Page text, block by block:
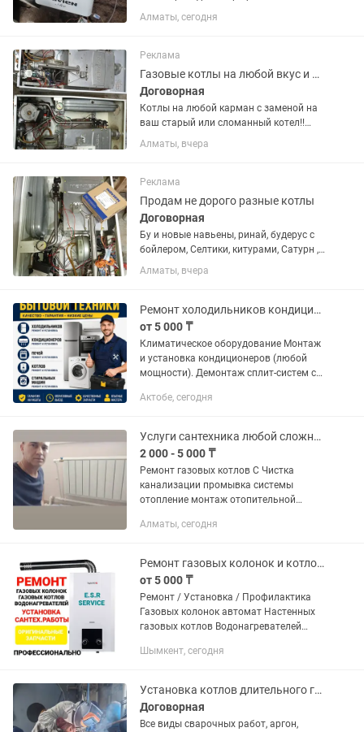
полной чистки. Имеются запчасти на
котлы, возможна установка (
для диагностики так и для...
Алматы, сегодня
Реклама
Газовые котлы на любой вкус и цену
Договорная
Котлы на любой карман с заменой на
ваш старый или сломанный котел!!
Возможен выезд , ремонт , установка ,
запчасти ..... В любой конец города и по
через индрайвер!!...
Алматы, вчера
Реклама
Продам не дорого разные котлы
Договорная
Бу и новые навьены, ринай, будерус с
бойлером, Селтики, китурами, Сатурн ,
ферроли и многое другое. Также
имеются запчасти от разныхкотлов и
Скупка , продажа...
Алматы, вчера
Ремонт холодильников кондиционеров жировых шкафов печей стиральных машинок
от 5 000 ₸
Климатическое оборудование Монтаж
и установка кондиционеров (любой
мощности). Демонтаж сплит-систем с
Поиск утечек, вакуумирование и
Актобе, сегодня
Услуги сантехника любой сложности 24/7
2 000 - 5 000 ₸
Ремонт газовых котлов С Чистка
канализации промывка системы
отопление монтаж отопительной
Установка кухонной мойки; Установка
Алматы, сегодня
Ремонт газовых колонок и котлов.
от 5 000 ₸
Ремонт / Установка / Профилактика
Газовых колонок автомат Настенных
газовых котлов Водонагревателей
Ремонт любой сложности Выезд на
Шымкент, сегодня
Установка котлов длительного горения, монтаж системы отопления.
Договорная
Все виды сварочных работ, аргон,